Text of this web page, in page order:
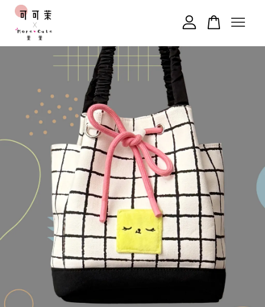
您的購物車目前還是空的。